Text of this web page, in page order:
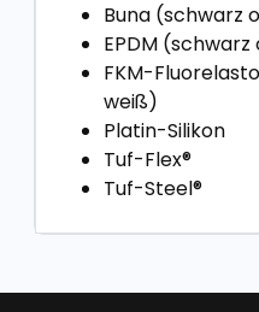
Buna (schwarz
EPDM
FKM-
weiß)
Platin-Silikon
Tuf-Flex®
Tuf-Steel®